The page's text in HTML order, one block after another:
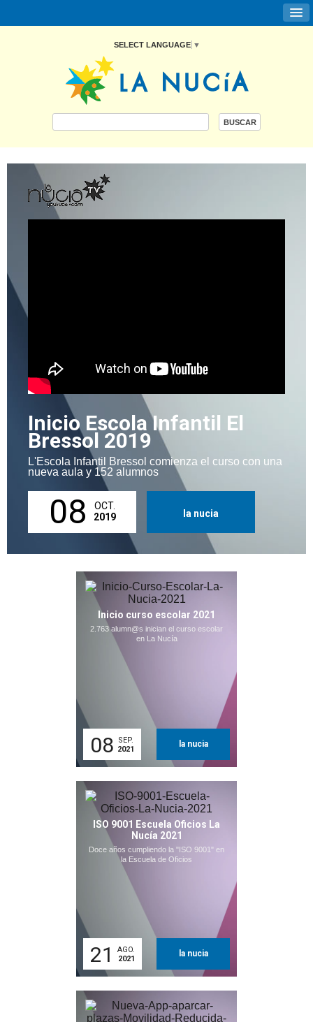
SELECT LANGUAGE ▼
Inicio Escola Infantil El
Bressol 2019
L'Escola Infantil Bressol comienza el curso con una
nueva aula y 152 alumnos
08
OCT.
2019
la nucia
Inicio curso escolar 2021
2.763 alumn@s inician el curso escolar
en La Nucía
08
SEP.
2021
la nucia
ISO 9001 Escuela Oficios La
Nucía 2021
Doce años cumpliendo la "ISO 9001" en
la Escuela de Oficios
21
AGO.
2021
la nucia